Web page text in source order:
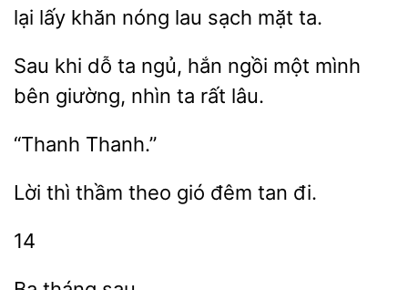
lại lấy khăn
lau sạch mặt
Sau khi dỗ
hắn ngồi một mình
bên giường,
ta rất lâu.
Lời thì thầm gió đi.
14